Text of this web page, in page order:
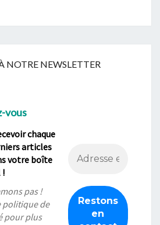
NOTRE NEWSLETTER
vous
chaque
articles
votre boîte
!
pas !
politique de
pour plus